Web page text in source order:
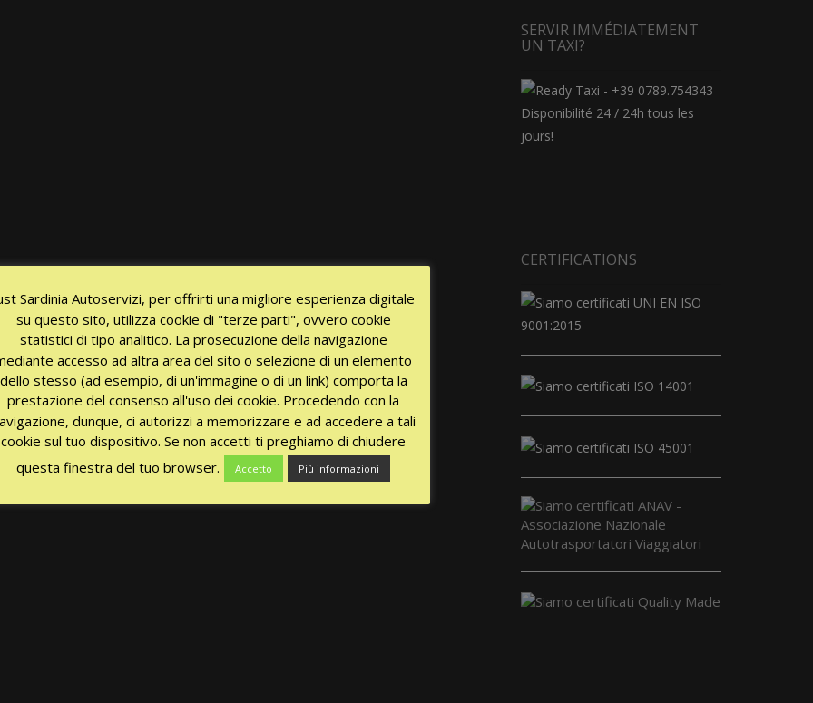
SERVIR IMMÉDIATEMENT
UN TAXI?
Disponibilité 24 / 24h tous les
jours!
CERTIFICATIONS
Sardinia Autoservizi, per offrirti una migliore esperienza digitale
su questo sito, utilizza cookie di "terze parti", ovvero cookie
statistici di tipo analitico. La prosecuzione della navigazione
accesso ad altra area del sito o selezione di un elemento
dello stesso (ad esempio, di un'immagine o di un link) comporta la
prestazione del consenso all'uso dei cookie. Procedendo con la
dunque, ci autorizzi a memorizzare e ad accedere a tali
cookie sul tuo dispositivo. Se non accetti ti preghiamo di chiudere
questa finestra del tuo browser.
Accetto Più informazioni